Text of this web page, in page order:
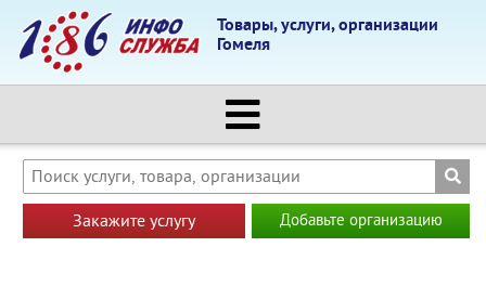
Товары, услуги, организации
Гомеля
Закажите услугу Добавьте организацию